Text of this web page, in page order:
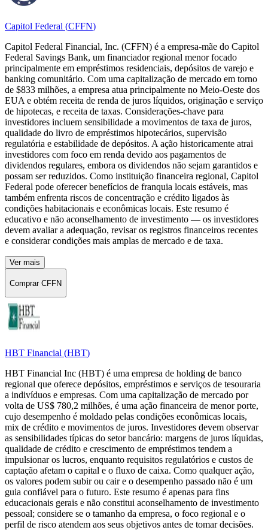
Capitol Federal (CFFN)
Capitol Federal Financial, Inc. (CFFN) é a empresa-mãe do Capitol
Federal Savings Bank, um financiador regional menor focado
principalmente em empréstimos residenciais, depósitos de varejo e
banking comunitário. Com uma capitalização de mercado em torno
de $833 milhões, a empresa atua principalmente no Meio-Oeste dos
EUA e obtém receita de renda de juros líquidos, originação e serviço
de hipotecas, e receita de taxas. Considerações-chave para
investidores incluem sensibilidade a movimentos de taxa de juros,
qualidade do livro de empréstimos hipotecários, supervisão
regulatória e estabilidade de depósitos. A ação historicamente atrai
investidores com foco em renda devido aos pagamentos de
dividendos regulares, embora os dividendos não sejam garantidos e
possam ser reduzidos. Como instituição financeira regional, Capitol
Federal pode oferecer benefícios de franquia locais estáveis, mas
também enfrenta riscos de concentração e crédito ligados às
condições habitacionais e econômicas locais. Este resumo é
educativo e não aconselhamento de investimento — os investidores
devem avaliar a adequação, revisar os registros financeiros recentes
e considerar condições mais amplas de mercado e de taxa.
Ver mais
Comprar CFFN
HBT Financial (HBT)
HBT Financial Inc (HBT) é uma empresa de holding de banco
regional que oferece depósitos, empréstimos e serviços de tesouraria
a indivíduos e empresas. Com uma capitalização de mercado por
volta de US$ 780,2 milhões, é uma ação financeira de menor porte,
cujo desempenho é moldado pelas condições econômicas locais,
mix de crédito e movimentos de juros. Investidores devem observar
as sensibilidades típicas do setor bancário: margens de juros líquidas,
qualidade de crédito e crescimento de empréstimos tendem a
impulsionar os lucros, enquanto requisitos regulatórios e custos de
captação afetam o capital e o fluxo de caixa. Como qualquer ação,
os valores podem subir ou cair e o desempenho passado não é um
guia confiável para o futuro. Este resumo é apenas para fins
educacionais gerais e não constitui aconselhamento de investimento
pessoal; considere se o tamanho da empresa, o foco regional e o
perfil de risco atendem aos seus objetivos antes de tomar decisões.